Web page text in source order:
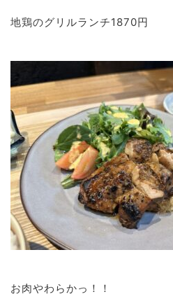
地鶏のグリルランチ1870円
お肉やわらかっ！！